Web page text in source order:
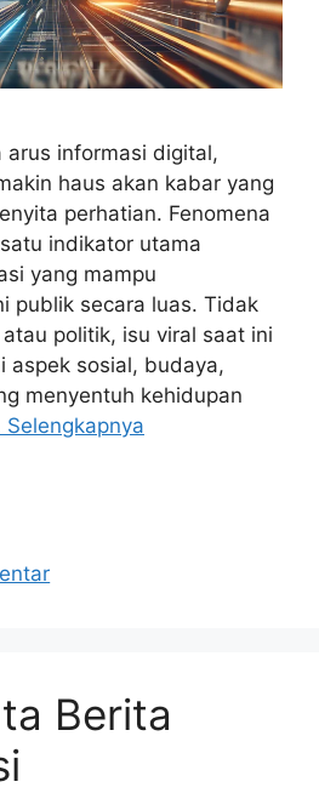
arus informasi digital,
haus akan kabar yang
perhatian. Fenomena
indikator utama
yang mampu
publik secara luas. Tidak
politik, isu viral saat ini
aspek sosial, budaya,
menyentuh kehidupan
Selengkapnya
Berita